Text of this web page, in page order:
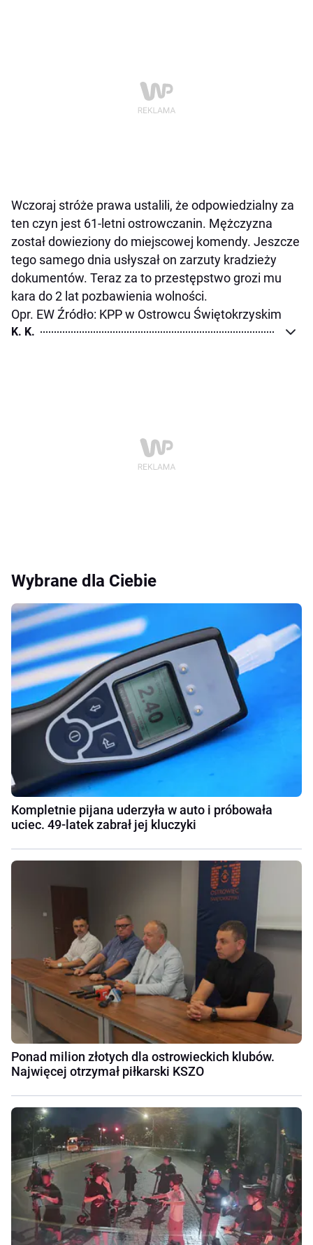
Wczoraj stróże prawa ustalili, że odpowiedzialny za
ten czyn jest 61-letni ostrowczanin. Mężczyzna
został dowieziony do miejscowej komendy. Jeszcze
tego samego dnia usłyszał on zarzuty kradzieży
dokumentów. Teraz za to przestępstwo grozi mu
kara do 2 lat pozbawienia wolności.
Opr. EW Źródło: KPP w Ostrowcu Świętokrzyskim
K. K.
Wybrane dla Ciebie
Kompletnie pijana uderzyła w auto i próbowała
uciec. 49-latek zabrał jej kluczyki
Ponad milion złotych dla ostrowieckich klubów.
Najwięcej otrzymał piłkarski KSZO